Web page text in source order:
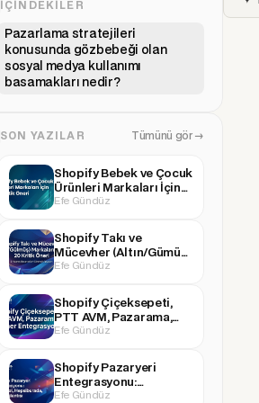
İÇINDEKILER
Pazarlama stratejileri
konusunda gözbebeği olan
sosyal medya kullanımı
basamakları nedir?
SON YAZILAR Tümünü gör →
Shopify Bebek ve Çocuk
Ürünleri Markaları İçin
20 Kritik Öneri
Efe Gündüz
Shopify Takı ve
Mücevher (Altın/Gümüş)
Markaları İçin 20 Kritik
Efe Gündüz
Shopify Çiçeksepeti,
PTT AVM, Pazarama,
Boyner Entegrasyonu
Efe Gündüz
Shopify Pazaryeri
Entegrasyonu:
Trendyol, Hepsiburada,
Efe Gündüz